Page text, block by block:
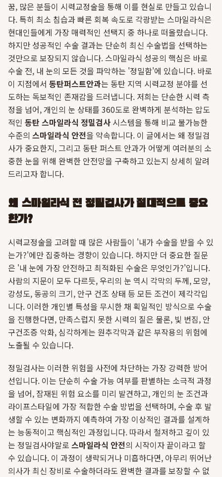
꿈, 많은 분들이 시력교정술을 통해 이를 현실로 만들고 있습니
다. 특히 최소 침습과 빠른 회복 속도로 각광받는 스마일라식은
현대인들에게 가장 매력적인 선택지 중 하나로 떠올랐습니다.
하지만 성공적인 수술 결과는 단순히 최신 수술법을 선택하는
것만으로 보장되지 않습니다. 스마일라식 성공의 핵심은 바로
수술 전, 내 눈의 모든 것을 파악하는 '정밀함'에 있습니다. 바로
이 지점에서 동탄퍼스트안과는 동탄 지역 시력교정 분야를 선
도하는 독보적인 존재감을 드러냅니다. 저희는 단순한 시력 측
정을 넘어, 개인의 눈 상태를 360도로 완벽하게 분석하는 압도
적인 동탄 스마일라식 정밀검사 시스템을 통해 비교 불가능한
수준의 스마일라식 안전을 약속합니다. 이 글에서는 왜 정밀검
사가 중요한지, 그리고 동탄 퍼스트 안과가 어떻게 여러분의 소
중한 눈을 위해 완벽한 안전망을 구축하고 있는지 상세히 알려
드리고자 합니다.
왜 스마일라식 전 정밀검사가 절대적으로 중요
한가?
시력교정술을 고려할 때 많은 사람들이 '내가 수술을 받을 수 있
는가?'에만 집중하는 경향이 있습니다. 하지만 더 중요한 질문
은 '내 눈에 가장 안전하고 최적화된 수술은 무엇인가?'입니다.
사람의 지문이 모두 다르듯, 우리의 눈 역시 각막의 두께, 모양,
강성도, 동공의 크기, 안구 건조 상태 등 모든 조건이 제각각입
니다. 이러한 개인별 특성을 무시한 채 획일적인 방식으로 수술
을 진행한다면, 만족스럽지 못한 시력의 질은 물론, 빛 번짐, 안
구건조증 악화, 심각하게는 원추각막과 같은 부작용의 위험에
노출될 수 있습니다.
정밀검사는 이러한 위험을 사전에 차단하는 가장 강력한 방어
선입니다. 이는 단순히 수술 가능 여부를 판별하는 소극적 과정
을 넘어, 잠재된 위험 요소를 미리 발견하고, 개인의 눈 조건과
라이프스타일에 가장 적합한 수술 방법을 선택하며, 수술 후 발
생할 수 있는 변화까지 예측하여 가장 이상적인 결과를 설계하
는 능동적이고 핵심적인 과정입니다. 따라서 철저하고 깊이 있
는 정밀검사야말로 스마일라식 안전의 시작이자 끝이라고 할
수 있습니다. 이 과정이 생략되거나 미흡하다면, 아무리 뛰어난
의사가 최신 장비로 수술하더라도 완벽한 결과를 보장할 수 없